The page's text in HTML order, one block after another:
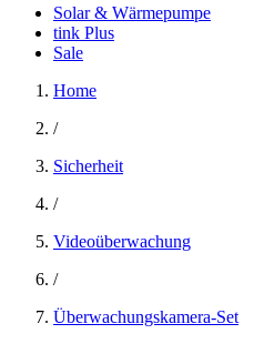
Solar & Wärmepumpe
tink Plus
Sale
Home
/
Sicherheit
/
Videoüberwachung
/
Überwachungskamera-Set